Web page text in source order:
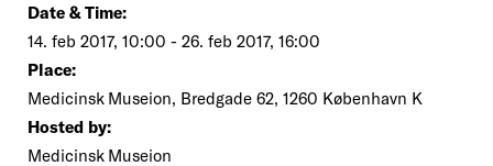
Date & Time:
14. feb 2017, 10:00 - 26. feb 2017, 16:00
Place:
Medicinsk Museion, Bredgade 62, 1260 København K
Hosted by:
Medicinsk Museion